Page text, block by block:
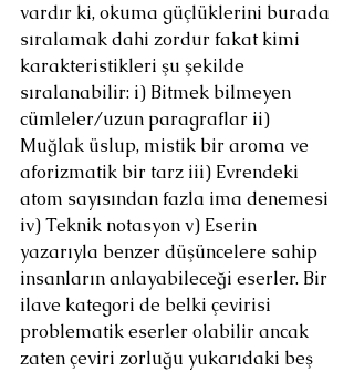
vardır ki, okuma güçlüklerini burada
sıralamak dahi zordur fakat kimi
karakteristikleri şu şekilde
sıralanabilir: i) Bitmek bilmeyen
cümleler/uzun paragraflar ii)
Muğlak üslup, mistik bir aroma ve
aforizmatik bir tarz iii) Evrendeki
atom sayısından fazla ima denemesi
iv) Teknik notasyon v) Eserin
yazarıyla benzer düşüncelere sahip
insanların anlayabileceği eserler. Bir
ilave kategori de belki çevirisi
problematik eserler olabilir ancak
zaten çeviri zorluğu yukarıdaki beş